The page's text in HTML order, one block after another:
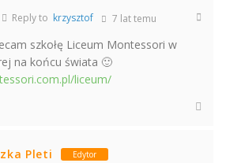
Reply to krzysztof 7 lat temu
szkołę Liceum Montessori w
na końcu świata 🙂
liceum/
Pleti Edytor